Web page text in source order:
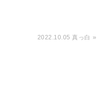
2022.10.05 真っ白 »